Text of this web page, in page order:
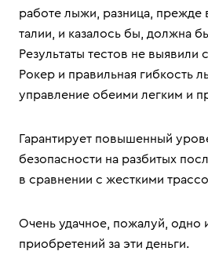
работе лыжи, разница, прежде
талии, и казалось бы, должна
Результаты тестов не выявили
Рокер и правильная гибкость
управление обеими легким и
Гарантирует повышенный
безопасности на разбитых
в сравнении с жесткими
Очень удачное, пожалуй, одно
приобретений за эти деньги.